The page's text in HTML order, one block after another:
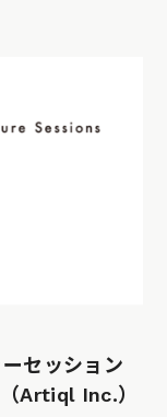
セッション
Artiql Inc.）